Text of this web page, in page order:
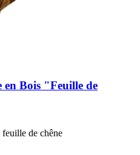
en Bois "Feuille de
de chêne